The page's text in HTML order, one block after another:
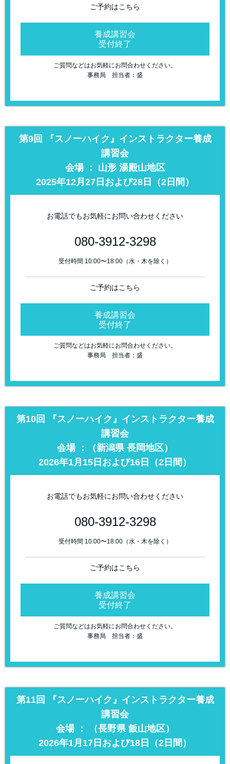
ご予約はこちら
養成講習会
受付終了
ご質問などはお気軽にお問合わせください。
事務局 担当者：盛
第9回 『スノーハイク』インストラクター養成
講習会
会場 ： 山形 湯殿山地区
2025年12月27日および28日（2日間）
お電話でもお気軽にお問い合わせください
080-3912-3298
受付時間 10:00〜18:00（水・木を除く）
ご予約はこちら
養成講習会
受付終了
ご質問などはお気軽にお問合わせください。
事務局 担当者：盛
第10回 『スノーハイク』インストラクター養成
講習会
会場 ：（新潟県 長岡地区）
2026年1月15日および16日（2日間）
お電話でもお気軽にお問い合わせください
080-3912-3298
受付時間 10:00〜18:00（水・木を除く）
ご予約はこちら
養成講習会
受付終了
ご質問などはお気軽にお問合わせください。
事務局 担当者：盛
第11回 『スノーハイク』インストラクター養成
講習会
会場 ： （長野県 飯山地区）
2026年1月17日および18日（2日間）